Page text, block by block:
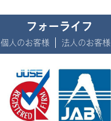
フォーライフ
個人のお客様 法人のお客様